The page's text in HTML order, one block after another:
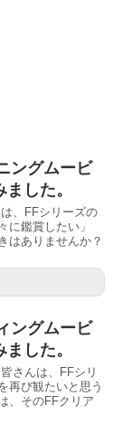
ングムービ
した。
、FFシリーズの
に鑑賞したい」
はありませんか？
ングムービ
した。
さんは、FFシリ
再び観たいと思う
、そのFFクリア